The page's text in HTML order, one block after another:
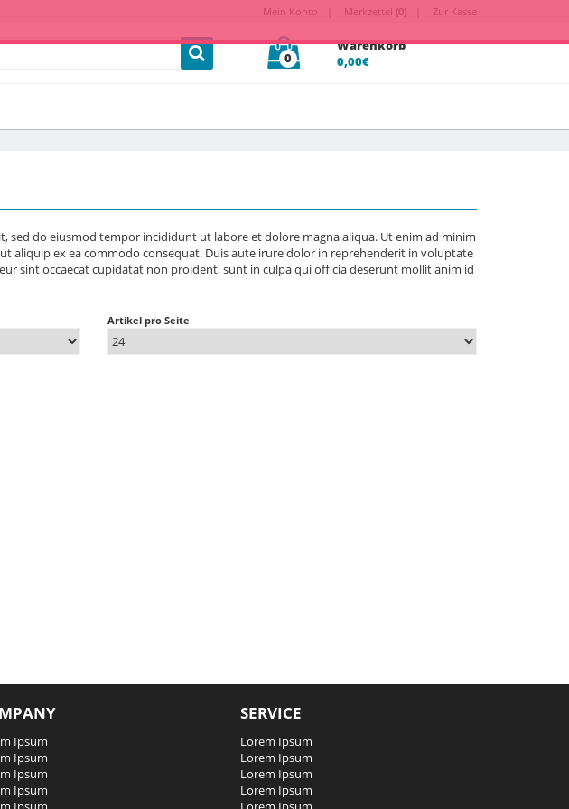
Mein Konto Merkzettel (0) Zur Kasse
0
Warenkorb
0,00€
sed do eiusmod tempor incididunt ut labore et dolore magna aliqua. Ut enim ad minim
aliquip ex ea commodo consequat. Duis aute irure dolor in reprehenderit in voluptate
sint occaecat cupidatat non proident, sunt in culpa qui officia deserunt mollit anim id
Artikel pro Seite
Ipsum
Ipsum
Ipsum
Ipsum
SERVICE
Lorem Ipsum
Lorem Ipsum
Lorem Ipsum
Lorem Ipsum